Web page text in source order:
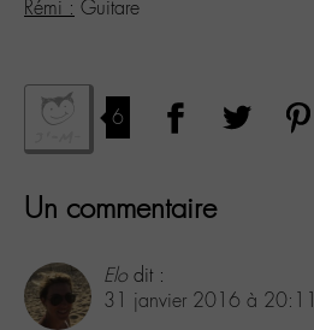
Rémi : Guitare
6
Un commentaire
Elo dit :
31 janvier 2016 à 20:11